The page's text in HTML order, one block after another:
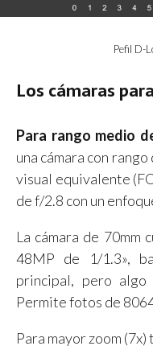
Pefil D-
Los cámaras
Para rango medio
una cámara con
visual equivalente
de f/2.8 con un
La cámara de 70mm
48MP de 1/1.3»,
principal, pero
Permite fotos de
Para mayor zoom